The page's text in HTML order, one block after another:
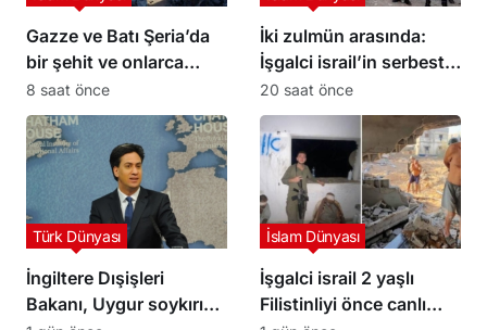
Gazze ve Batı Şeria’da
bir şehit ve onlarca
yaralı
8 saat önce
İki zulmün arasında:
İşgalci israil’in serbest
bıraktığı Filistinli
mahkumları Abbas
yönetimi gözaltına aldı
20 saat önce
İngiltere Dışişleri
Bakanı, Uygur soykırımı
Türk Dünyası
İşgalci israil 2 yaşlı
Filistinliyi önce canlı
İslam Dünyası